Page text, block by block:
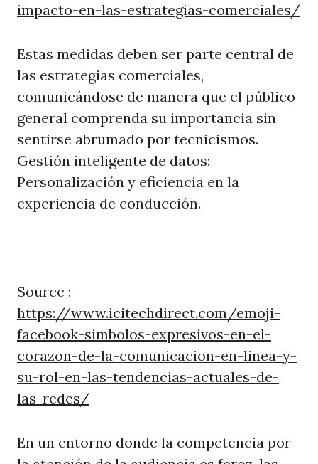
impacto-en-las-estrategias-comerciales/
Estas medidas deben ser parte central de
las estrategias comerciales,
comunicándose de manera que el público
general comprenda su importancia sin
sentirse abrumado por tecnicismos.
Gestión inteligente de datos:
Personalización y eficiencia en la
experiencia de conducción.
Source :
https://www.icitechdirect.com/emoji-
facebook-simbolos-expresivos-en-el-
corazon-de-la-comunicacion-en-linea-y-
su-rol-en-las-tendencias-actuales-de-
las-redes/
En un entorno donde la competencia por